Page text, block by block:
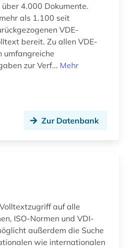
4.000 Dokumente.
als 1.100 seit
VDE-
bereit. Zu allen VDE-
umfangreiche
zur Verf... Mehr
Zur Datenbank
auf alle
ISO-Normen und VDI-
außerdem die Suche
wie internationalen